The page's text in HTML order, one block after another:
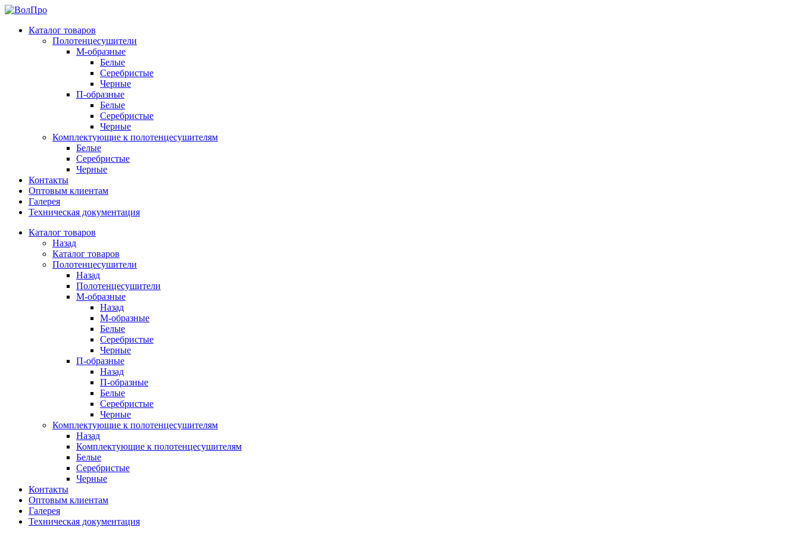
Каталог товаров
Полотенцесушители
М-образные
Белые
Серебристые
Черные
П-образные
Белые
Серебристые
Черные
Комплектующие к полотенцесушителям
Белые
Серебристые
Черные
Контакты
Оптовым клиентам
Галерея
Техническая документация
Каталог товаров
Назад
Каталог товаров
Полотенцесушители
Назад
Полотенцесушители
М-образные
Назад
М-образные
Белые
Серебристые
Черные
П-образные
Назад
П-образные
Белые
Серебристые
Черные
Комплектующие к полотенцесушителям
Назад
Комплектующие к полотенцесушителям
Белые
Серебристые
Черные
Контакты
Оптовым клиентам
Галерея
Техническая документация